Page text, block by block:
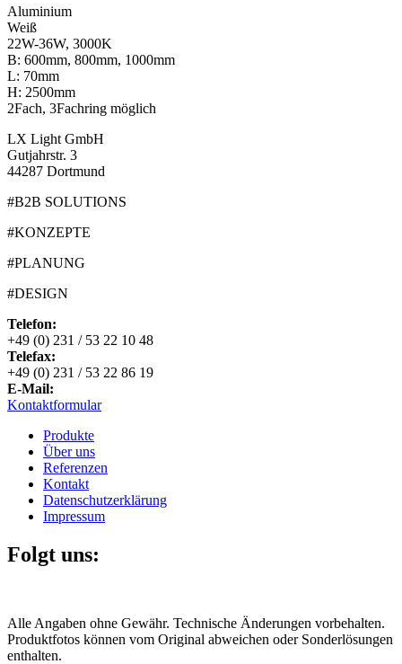
Aluminium
Weiß
22W-36W, 3000K
B: 600mm, 800mm, 1000mm
L: 70mm
H: 2500mm
2Fach, 3Fachring möglich
LX Light GmbH
Gutjahrstr. 3
44287 Dortmund
#B2B SOLUTIONS
#KONZEPTE
#PLANUNG
#DESIGN
Telefon:
+49 (0) 231 / 53 22 10 48
Telefax:
+49 (0) 231 / 53 22 86 19
E-Mail:
Kontaktformular
Produkte
Über uns
Referenzen
Kontakt
Datenschutzerklärung
Impressum
Folgt uns:
Alle Angaben ohne Gewähr. Technische Änderungen vorbehalten.
Produktfotos können vom Original abweichen oder Sonderlösungen
enthalten.